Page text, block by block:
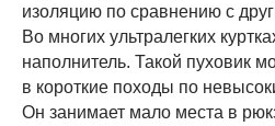
изоляцию по сравнению с
Во многих ультралегких
наполнитель. Такой пуховик
в короткие походы по
Он занимает мало места в